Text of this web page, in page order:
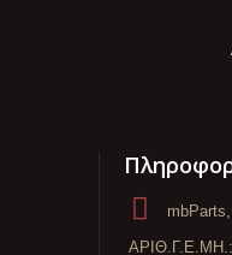
mbParts,